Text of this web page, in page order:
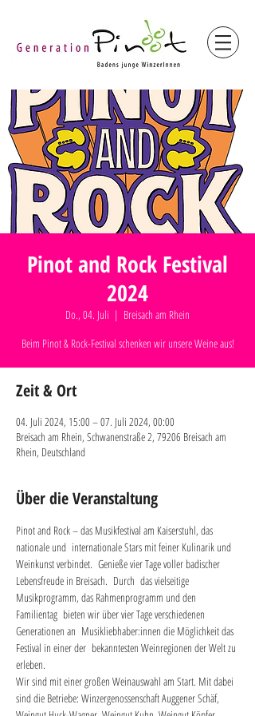
Pinot and Rock Festival
2024
Do., 04. Juli
  |
Breisach am Rhein
Beim Pinot & Rock-Festival schenken wir unsere Weine aus!
Zeit & Ort
04. Juli 2024, 15:00 – 07. Juli 2024, 00:00
Breisach am Rhein, Schwanenstraße 2, 79206 Breisach am
Rhein, Deutschland
Über die Veranstaltung
Pinot and Rock – das Musikfestival am Kaiserstuhl, das
nationale und  internationale Stars mit feiner Kulinarik und
Weinkunst verbindet.  Genieße vier Tage voller badischer
Lebensfreude in Breisach.  Durch  das vielseitige
Musikprogramm, das Rahmenprogramm und den
Familientag  bieten wir über vier Tage verschiedenen
Generationen an  Musikliebhaber:innen die Möglichkeit das
Festival in einer der  bekanntesten Weinregionen der Welt zu
erleben.
Wir sind mit einer großen Weinauswahl am Start. Mit dabei
sind die Betriebe: Winzergenossenschaft Auggener Schäf,